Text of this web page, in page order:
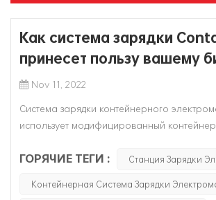
Как система зарядки
принесет пользу вашему
Nov 11, 2022
Система зарядки контейнерного
использует модифицированный
для нескольких электромобилей
выбором для компаний, которые хотят
ГОРЯЧИЕ ТЕГИ :
Станция Зарядки
Контейнерная Система Зарядки